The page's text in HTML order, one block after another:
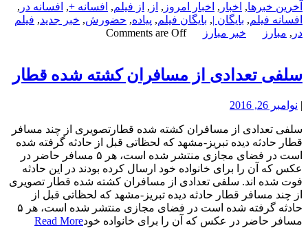
آخرین خبرها, اخبار , اخبار امروز , از , از فیلم, افسانه +, افسانه در ,
افسانه فیلم, بایگان |, بایگان فیلم, پیاده, حضورش, خبر جدید, فیلم
در , مبارز خبر مبارز Comments are Off
سلفی تعدادی از مسافران کشته شده قطار
| نوامبر 26, 2016
سلفی تعدادی از مسافران کشته شده قطارتصویری از چند مسافر
قطار حادثه دیده تبریز-مشهد که لحظاتی قبل از حادثه گرفته شده
است در فضای مجازی منتشر شده است، هر ۵ مسافر حاضر در
عکس که آن را برای خانواده خود ارسال کرده بودند در این حادثه
فوت شده اند. سلفی تعدادی از مسافران کشته شده قطار تصویری
از چند مسافر قطار حادثه دیده تبریز-مشهد که لحظاتی قبل از
حادثه گرفته شده است در فضای مجازی منتشر شده است، هر ۵
مسافر حاضر در عکس که آن را برای خانواده خودRead More